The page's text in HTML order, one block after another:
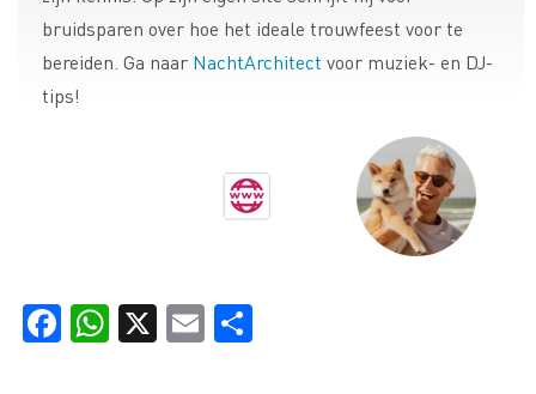
bruidsparen over hoe het ideale trouwfeest voor te
bereiden. Ga naar NachtArchitect voor muziek- en DJ-
tips!
FacebookWhatsApp Email